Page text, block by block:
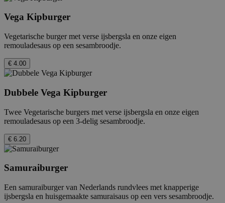
Vega Kipburger
Vegetarische burger met verse ijsbergsla en onze eigen
remouladesaus op een sesambroodje.
€ 4.00
Dubbele Vega Kipburger
Twee Vegetarische burgers met verse ijsbergsla en onze eigen
remouladesaus op een 3-delig sesambroodje.
€ 6.20
Samuraiburger
Een samuraiburger van Nederlands rundvlees met knapperige
ijsbergsla en huisgemaakte samuraisaus op een vers sesambroodje.